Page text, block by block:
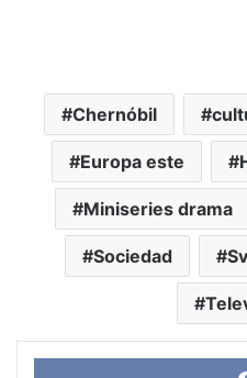
Chernóbil
Europa este
Miniseries drama
Sociedad